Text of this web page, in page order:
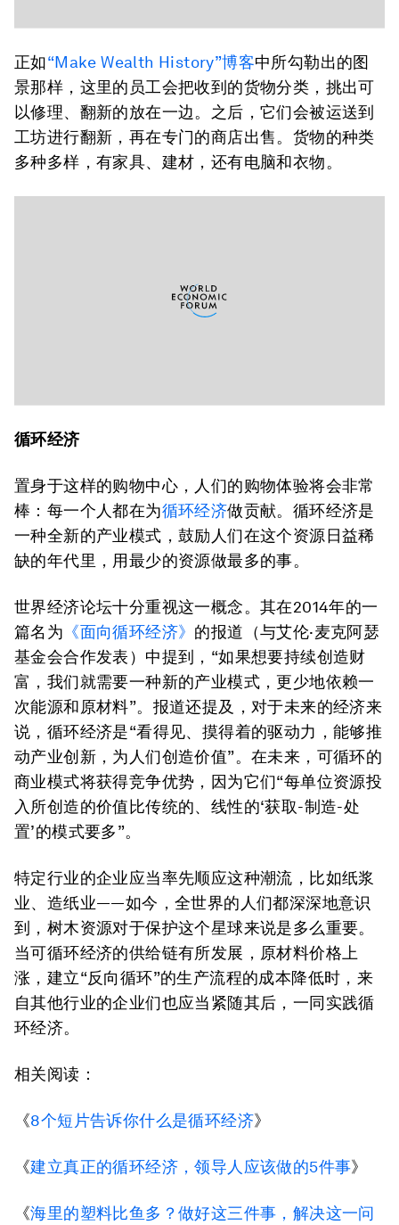
正如“Make Wealth History”博客中所勾勒出的图
景那样，这里的员工会把收到的货物分类，挑出可
以修理、翻新的放在一边。之后，它们会被运送到
工坊进行翻新，再在专门的商店出售。货物的种类
多种多样，有家具、建材，还有电脑和衣物。
循环经济
置身于这样的购物中心，人们的购物体验将会非常
棒：每一个人都在为循环经济做贡献。循环经济是
一种全新的产业模式，鼓励人们在这个资源日益稀
缺的年代里，用最少的资源做最多的事。
世界经济论坛十分重视这一概念。其在2014年的一
篇名为 《面向循环经济》 的报道（与艾伦·麦克阿瑟
基金会合作发表）中提到，“如果想要持续创造财
富，我们就需要一种新的产业模式，更少地依赖一
次能源和原材料”。报道还提及，对于未来的经济来
说，循环经济是“看得见、摸得着的驱动力，能够推
动产业创新，为人们创造价值”。在未来，可循环的
商业模式将获得竞争优势，因为它们“每单位资源投
入所创造的价值比传统的、线性的‘获取-制造-处
置’的模式要多”。
特定行业的企业应当率先顺应这种潮流，比如纸浆
业、造纸业——如今，全世界的人们都深深地意识
到，树木资源对于保护这个星球来说是多么重要。
当可循环经济的供给链有所发展，原材料价格上
涨，建立“反向循环”的生产流程的成本降低时，来
自其他行业的企业们也应当紧随其后，一同实践循
环经济。
相关阅读：
《8个短片告诉你什么是循环经济》
《建立真正的循环经济，领导人应该做的5件事》
《海里的塑料比鱼多？做好这三件事，解决这一问